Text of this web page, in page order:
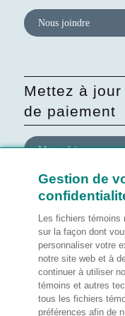
Nous joindre
Mettez à
de paiement
Mettre à jour votre
Mettre à jour
quant au
Gérer mes
Gestion de
Les fichiers témoins
sur la façon dont
personnaliser votre
notre site web et à
continuer à utiliser
témoins et autres
tous les fichiers
préférences afin de